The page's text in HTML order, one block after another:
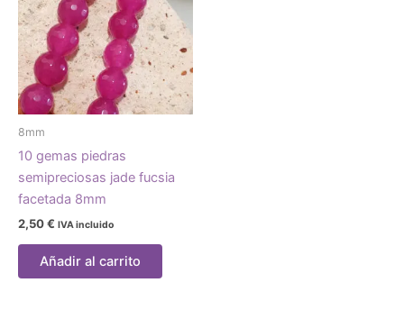
8mm
10 gemas piedras
semipreciosas jade fucsia
facetada 8mm
2,50€ IVA incluido
Añadir al carrito